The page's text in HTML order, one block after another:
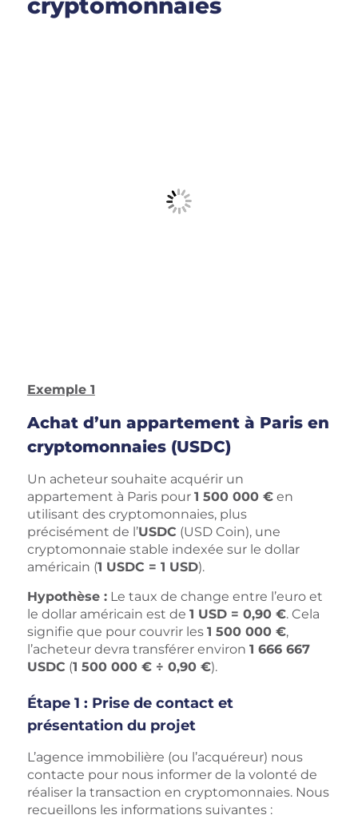
cryptomonnaies
Exemple 1
Achat d’un appartement à Paris en
cryptomonnaies (USDC)
Un acheteur souhaite acquérir un
appartement à Paris pour 1 500 000 €en
utilisant des cryptomonnaies, plus
précisément de l’USDC (USD Coin), une
cryptomonnaie stable indexée sur le dollar
américain (1 USDC = 1 USD).
Hypothèse :Le taux de change entre l’euro et
le dollar américain est de 1 USD = 0,90 €. Cela
signifie que pour couvrir les 1 500 000 €,
l’acheteur devra transférer environ 1 666 667
USDC (1 500 000 € ÷ 0,90 €).
Étape 1 : Prise de contact et
présentation du projet
L’agence immobilière (ou l’acquéreur) nous
contacte pour nous informer de la volonté de
réaliser la transaction en cryptomonnaies. Nous
recueillons les informations suivantes :